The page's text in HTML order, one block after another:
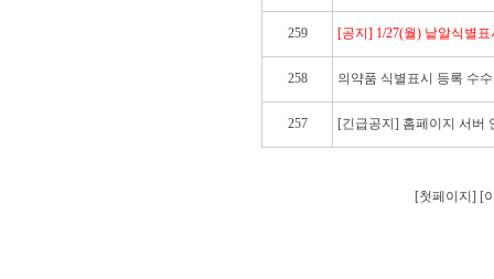
259 [공지] 1/27(월) 낱알식별
258 의약품 식별표시 등록 수
257 [긴급공지] 홈페이지 서버
[첫페이지] [